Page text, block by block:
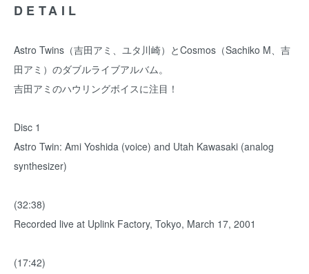
DETAIL
Astro Twins（吉田アミ、ユタ川崎）とCosmos（Sachiko M、吉
田アミ）のダブルライブアルバム。
吉田アミのハウリングボイスに注目！
Disc 1
Astro Twin: Ami Yoshida (voice) and Utah Kawasaki (analog
synthesizer)
(32:38)
Recorded live at Uplink Factory, Tokyo, March 17, 2001
(17:42)